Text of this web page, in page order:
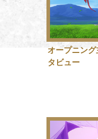
オープニン
タビュー